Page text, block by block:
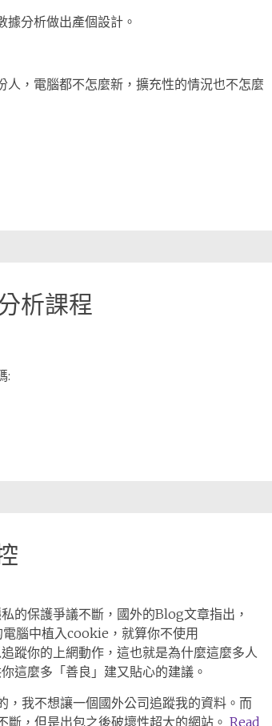
分析做出產個設計。
，電腦都不怎麼新，擴充性的情況也不怎麼
析課程
:
的保護爭議不斷，國外的Blog文章指出，
腦中植入cookie，就算你不使用
蹤你的上網動作，這也就是為什麼這麼多人
這麼多「善良」建又貼心的建議。
，我不想讓一個國外公司追蹤我的資料。而
斷，但是出包之後破壞性超大的網站。 Read